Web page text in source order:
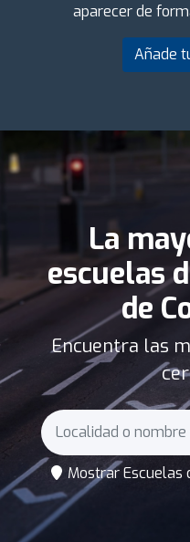
aparecer de
Añade
La
escuelas
de
Encuentra las
Mostrar Escuelas